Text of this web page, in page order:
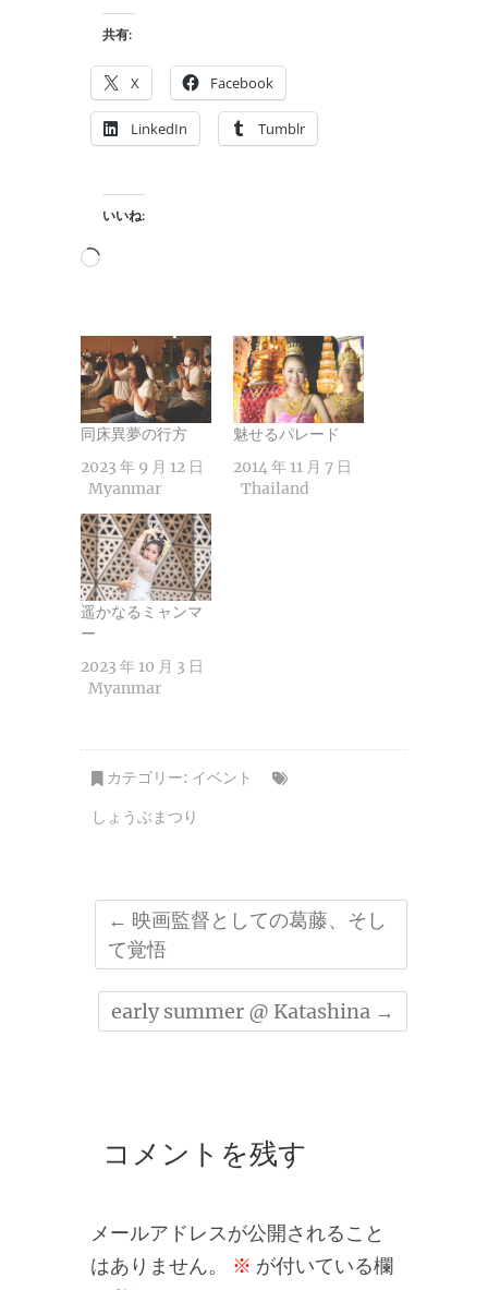
共有:
X Facebook
LinkedIn Tumblr
いいね:
読
中…
同床異夢の行方
2023 年 9 月 12 日
Myanmar
魅せるパレード
2014 年 11 月 7 日
Thailand
遥かなるミャンマ
ー
2023 年 10 月 3 日
Myanmar
カテゴリー: イベント
しょうぶまつり
← 映画監督としての葛藤、そし
て覚悟
early summer @ Katashina →
コメントを残す
メールアドレスが公開されること
はありません。
※ が付いている欄